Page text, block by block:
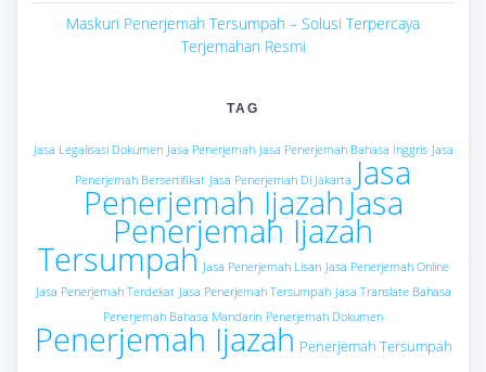
Maskuri Penerjemah Tersumpah – Solusi Terpercaya
Terjemahan Resmi
TAG
Jasa Legalisasi Dokumen Jasa Penerjemah Jasa Penerjemah Bahasa Inggris Jasa
Penerjemah Bersertifikat Jasa Penerjemah Di Jakarta Jasa
Penerjemah Ijazah Jasa
Penerjemah Ijazah
Tersumpah Jasa Penerjemah Lisan Jasa Penerjemah Online
Jasa Penerjemah Terdekat Jasa Penerjemah Tersumpah Jasa Translate Bahasa
Penerjemah Bahasa Mandarin Penerjemah Dokumen
Penerjemah Ijazah Penerjemah Tersumpah